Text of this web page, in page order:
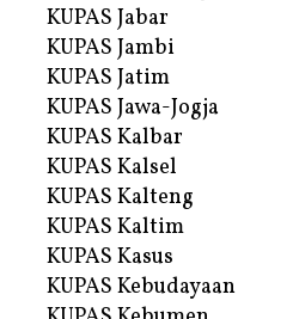
KUPAS Jabar
KUPAS Jambi
KUPAS Jatim
KUPAS Jawa-Jogja
KUPAS Kalbar
KUPAS Kalsel
KUPAS Kalteng
KUPAS Kaltim
KUPAS Kasus
KUPAS Kebudayaan